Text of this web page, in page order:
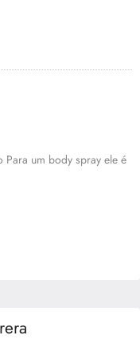
um body spray ele é